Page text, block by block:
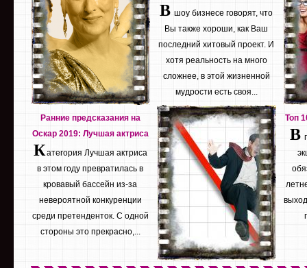
Ранние предсказания на
Оскар 2019: Лучшая актриса
Категория Лучшая актриса
в этом году превратилась в
кровавый бассейн из-за
невероятной конкуренции
среди претенденток. С одной
стороны это прекрасно,...
В шоу бизнесе говорят, что
Вы также хороши, как Ваш
последний хитовый проект. И
хотя реальность на много
сложнее, в этой жизненной
мудрости есть своя...
Топ
В